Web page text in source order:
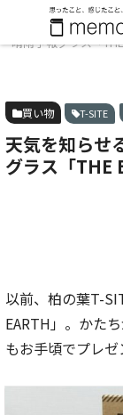
ホーム 買
晴雨予報グラス「
買い物 T-SITE
天気を知らせ
グラス「THE
以前、柏の葉T-
EARTH」。かた
もお手頃でプレゼ